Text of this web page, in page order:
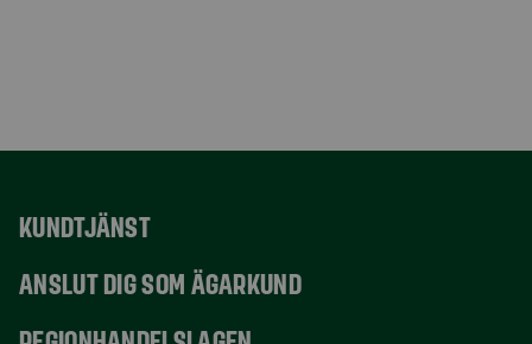
KUNDTJÄNST
ANSLUT DIG SOM ÄGARKUND